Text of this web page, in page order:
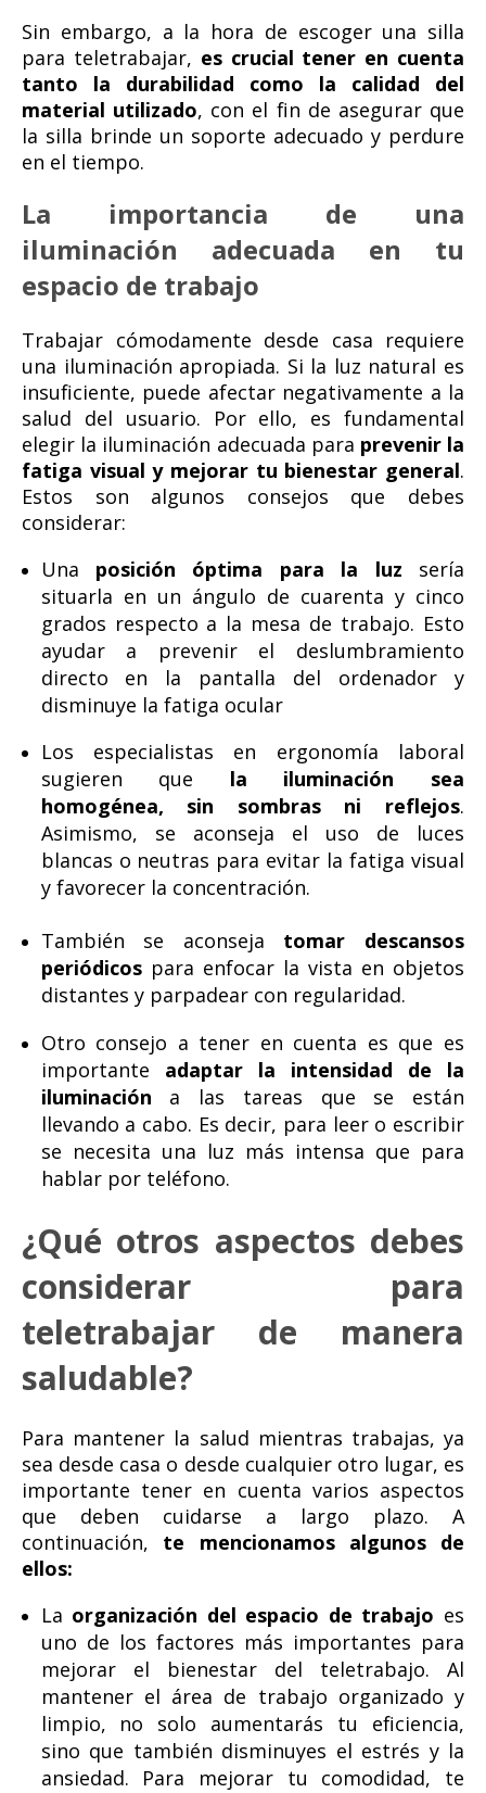
Sin embargo, a la hora de escoger una silla
para teletrabajar, es crucial tener en cuenta
tanto la durabilidad como la calidad del
material utilizado, con el fin de asegurar que
la silla brinde un soporte adecuado y perdure
en el tiempo.
La importancia de una
iluminación adecuada en tu
espacio de trabajo
Trabajar cómodamente desde casa requiere
una iluminación apropiada. Si la luz natural es
insuficiente, puede afectar negativamente a la
salud del usuario. Por ello, es fundamental
elegir la iluminación adecuada para prevenir la
fatiga visual y mejorar tu bienestar general.
Estos son algunos consejos que debes
considerar:
Una posición óptima para la luz sería
situarla en un ángulo de cuarenta y cinco
grados respecto a la mesa de trabajo. Esto
ayudar a prevenir el deslumbramiento
directo en la pantalla del ordenador y
disminuye la fatiga ocular
Los especialistas en ergonomía laboral
sugieren que la iluminación sea
homogénea, sin sombras ni reflejos.
Asimismo, se aconseja el uso de luces
blancas o neutras para evitar la fatiga visual
y favorecer la concentración.
También se aconseja tomar descansos
periódicos para enfocar la vista en objetos
distantes y parpadear con regularidad.
Otro consejo a tener en cuenta es que es
importante adaptar la intensidad de la
iluminación a las tareas que se están
llevando a cabo. Es decir, para leer o escribir
se necesita una luz más intensa que para
hablar por teléfono.
¿Qué otros aspectos debes
considerar para
teletrabajar de manera
saludable?
Para mantener la salud mientras trabajas, ya
sea desde casa o desde cualquier otro lugar, es
importante tener en cuenta varios aspectos
que deben cuidarse a largo plazo. A
continuación, te mencionamos algunos de
ellos:
La organización del espacio de trabajo es
uno de los factores más importantes para
mejorar el bienestar del teletrabajo. Al
mantener el área de trabajo organizado y
limpio, no solo aumentarás tu eficiencia,
sino que también disminuyes el estrés y la
ansiedad. Para mejorar tu comodidad, te